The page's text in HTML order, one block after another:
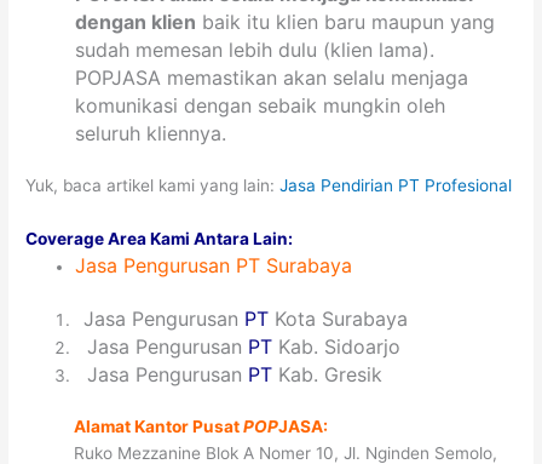
dengan klien baik itu klien baru maupun yang
sudah memesan lebih dulu (klien lama).
POPJASA memastikan akan selalu menjaga
komunikasi dengan sebaik mungkin oleh
seluruh kliennya.
Yuk, baca artikel kami yang lain:Jasa Pendirian PT Profesional
Coverage Area Kami Antara Lain:
Jasa Pengurusan PT Surabaya
1Jasa Pengurusan PT Kota Surabaya
2Jasa Pengurusan PT Kab. Sidoarjo
3Jasa Pengurusan PT Kab. Gresik
Alamat Kantor PusatPOPJASA:
Ruko Mezzanine Blok A Nomer 10, Jl. Nginden Semolo,